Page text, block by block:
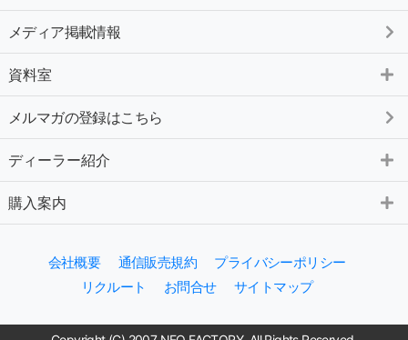
メディア掲載情報
資料室
メルマガの登録はこちら
ディーラー紹介
購入案内
会社概要 通信販売規約
プライバシーポリシー
リクルート
お問合せ サイトマップ